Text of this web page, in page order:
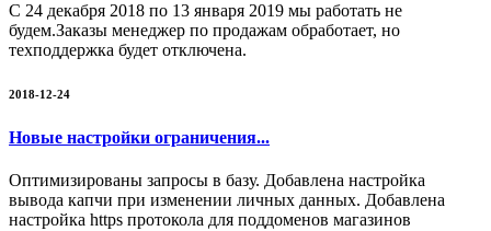
С 24 декабря 2018 по 13 января 2019 мы работать не
будем.Заказы менеджер по продажам обработает, но
техподдержка будет отключена.
2018-12-24
Новые настройки ограничения...
Оптимизированы запросы в базу. Добавлена настройка
вывода капчи при изменении личных данных. Добавлена
настройка https протокола для поддоменов магазинов